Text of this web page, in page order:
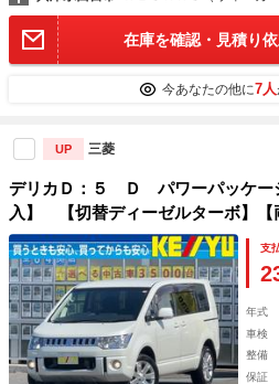
在庫を確認・見積り
今あなたの他に7人
UP 三菱
デリカＤ：５ Ｄ パワーパッケー
入】 【切替ディーゼルターボ】【
【パナソニックフルセグナビ】【バ
ｏｏｔｈ】ＣＤ／ＤＶＤ再生 ビ
ドライト フォグランプ オートエ
支
年式
車検
整備
保証